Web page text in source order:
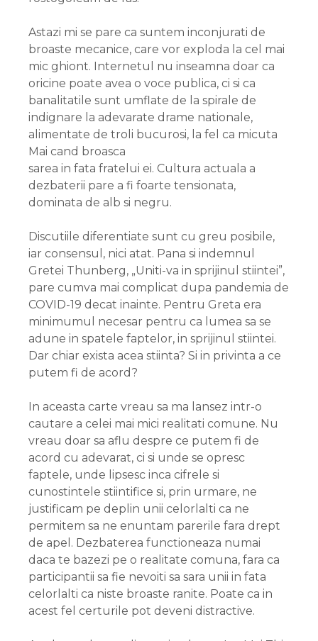
Astazi mi se pare ca suntem inconjurati de
broaste mecanice, care vor exploda la cel mai
mic ghiont. Internetul nu inseamna doar ca
oricine poate avea o voce publica, ci si ca
banalitatile sunt umflate de la spirale de
indignare la adevarate drame nationale,
alimentate de troli bucurosi, la fel ca micuta
Mai cand broasca
sarea in fata fratelui ei. Cultura actuala a
dezbaterii pare a fi foarte tensionata,
dominata de alb si negru.
Discutiile diferentiate sunt cu greu posibile,
iar consensul, nici atat. Pana si indemnul
Gretei Thunberg, „Uniti-va in sprijinul stiintei”,
pare cumva mai complicat dupa pandemia de
COVID-19 decat inainte. Pentru Greta era
minimumul necesar pentru ca lumea sa se
adune in spatele faptelor, in sprijinul stiintei.
Dar chiar exista acea stiinta? Si in privinta a ce
putem fi de acord?
In aceasta carte vreau sa ma lansez intr-o
cautare a celei mai mici realitati comune. Nu
vreau doar sa aflu despre ce putem fi de
acord cu adevarat, ci si unde se opresc
faptele, unde lipsesc inca cifrele si
cunostintele stiintifice si, prin urmare, ne
justificam pe deplin unii celorlalti ca ne
permitem sa ne enuntam parerile fara drept
de apel. Dezbaterea functioneaza numai
daca te bazezi pe o realitate comuna, fara ca
participantii sa fie nevoiti sa sara unii in fata
celorlalti ca niste broaste ranite. Poate ca in
acest fel certurile pot deveni distractive.